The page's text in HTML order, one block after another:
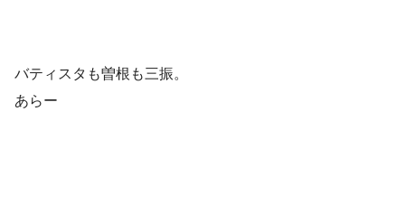
バティスタも曽根も三振。
あらー